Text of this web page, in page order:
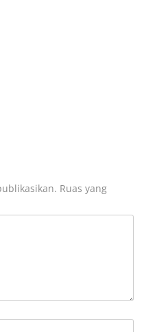
Ruas yang